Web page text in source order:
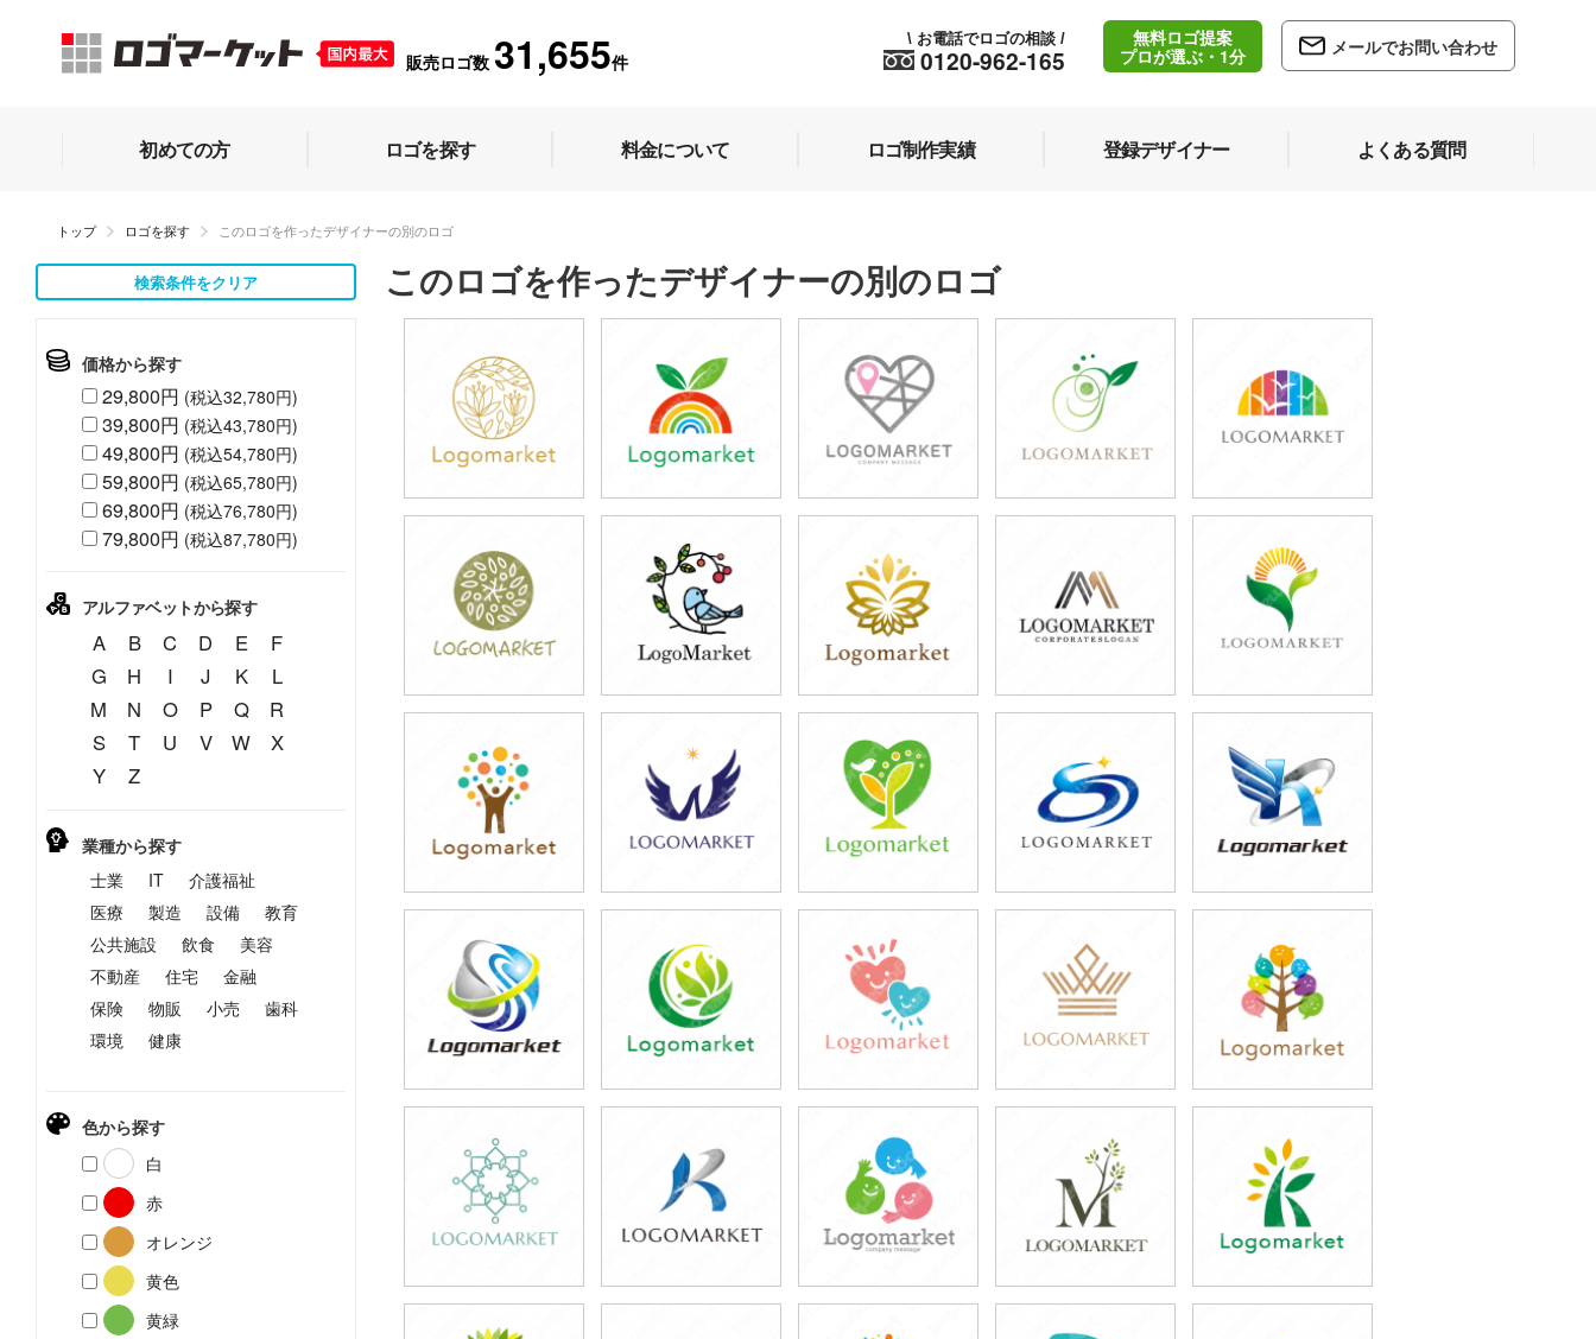
販売ロゴ数 31,655件 0120-962-165
\ お電話でロゴの相談 /
無料ロゴ提案
プロが選ぶ・1分
メールでお問い合わせ
初めての方 ロゴを探す 料金について ロゴ制作実績 登録デザイナー よくある質問
トップ ロゴを探す このロゴを作ったデザイナーの別のロゴ
検索条件をクリア
価格から探す
29,800円 (税込32,780円)
39,800円 (税込43,780円)
49,800円 (税込54,780円)
59,800円 (税込65,780円)
69,800円 (税込76,780円)
79,800円 (税込87,780円)
アルファベットから探す
A B C D E
F
G
H I J K
L
M
N O P Q
R
S
T U V W
X
Y
Z
業種から探す
士業
IT
介護福祉
医療
製造 設備
教育
公共施設
飲食
美容
不動産
住宅
金融
保険
物販 小売
歯科
環境
健康
色から探す
白
赤
オレンジ
黄色
黄緑
このロゴを作ったデザイナーの別のロゴ
39,800円
(税込43,780円)
39,800円
(税込43,780円)
39,800円
(税込43,780円) (税込43,780円)
39,800円
(税込43,780円)
39,800円
(税込43,780円)
49,800円
(税込54,780円)
39,800円
(税込43,780円)
49,800円
(税込54,780円)
39,800円
(税込43,780円)
39,800円
(税込43,780円)
39,800円
(税込43,780円)
39,800円
(税込43,780円)
39,800円
(税込43,780円)
59,800円
(税込65,780円)
59,800円
(税込65,780円)
39,800円
(税込43,780円)
39,800円
(税込43,780円)
39,800円
(税込43,780円)
39,800円
(税込43,780円)